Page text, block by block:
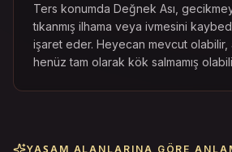
Ters konumda Değnek Ası,
tıkanmış ilhama veya ivmesini
işaret eder. Heyecan mevcut olabilir,
henüz tam olarak kök salmamış
YAŞAM ALANLARINA GÖRE